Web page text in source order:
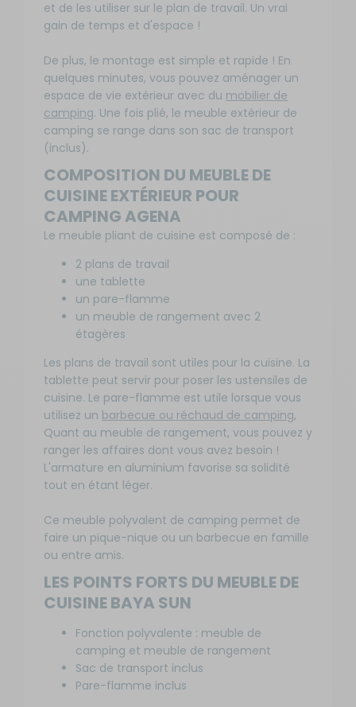
et de les utiliser sur le plan de travail. Un vrai
gain de temps et d'espace !
De plus, le montage est simple et rapide ! En
quelques minutes, vous pouvez aménager un
espace de vie extérieur avec du mobilier de
camping. Une fois plié, le meuble extérieur de
camping se range dans son sac de transport
(inclus).
COMPOSITION DU MEUBLE DE
CUISINE EXTÉRIEUR POUR
CAMPING AGENA
Le meuble pliant de cuisine est composé de :
2 plans de travail
une tablette
un pare-flamme
un meuble de rangement avec 2
étagères
Les plans de travail sont utiles pour la cuisine. La
tablette peut servir pour poser les ustensiles de
cuisine. Le pare-flamme est utile lorsque vous
utilisez un barbecue ou réchaud de camping,
Quant au meuble de rangement, vous pouvez y
ranger les affaires dont vous avez besoin !
L'armature en aluminium favorise sa solidité
tout en étant léger.
Ce meuble polyvalent de camping permet de
faire un pique-nique ou un barbecue en famille
ou entre amis.
LES POINTS FORTS DU MEUBLE DE
CUISINE BAYA SUN
Fonction polyvalente : meuble de
camping et meuble de rangement
Sac de transport inclus
Pare-flamme inclus